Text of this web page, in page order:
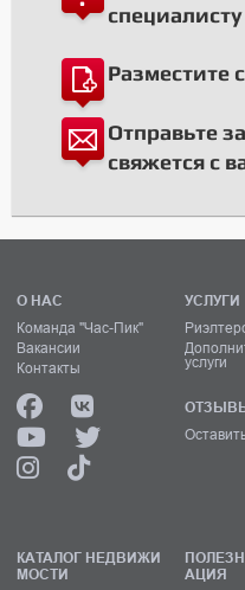
специалисту
Разместите
Отправьте
свяжется с
О НАС
Команда "Час-Пик"
Вакансии
Контакты
УСЛУГИ
услуги
КАТАЛОГ НЕДВИЖИ
МОСТИ
АЦИЯ